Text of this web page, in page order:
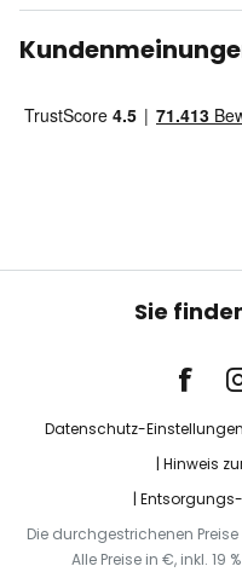
Sie
Datenschutz-Einstellungen
Hinweis
Die durchgestrichenen
Alle Preise in €, inkl. 19